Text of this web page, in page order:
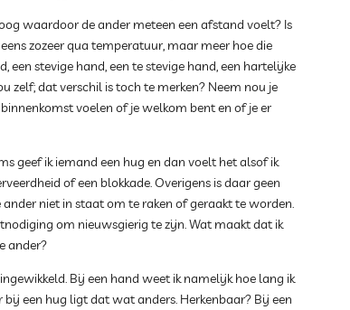
waardoor de ander meteen een afstand voelt? Is
zozeer qua temperatuur, maar meer hoe die
een stevige hand, een te stevige hand, een hartelijke
zelf; dat verschil is toch te merken? Neem nou je
voelen of je welkom bent en of je er
geef ik iemand een hug en dan voelt het alsof ik
of een blokkade. Overigens is daar geen
niet in staat om te raken of geraakt te worden.
om nieuwsgierig te zijn. Wat maakt dat ik
ander?
Bij een hand weet ik namelijk hoe lang ik
een hug ligt dat wat anders. Herkenbaar? Bij een